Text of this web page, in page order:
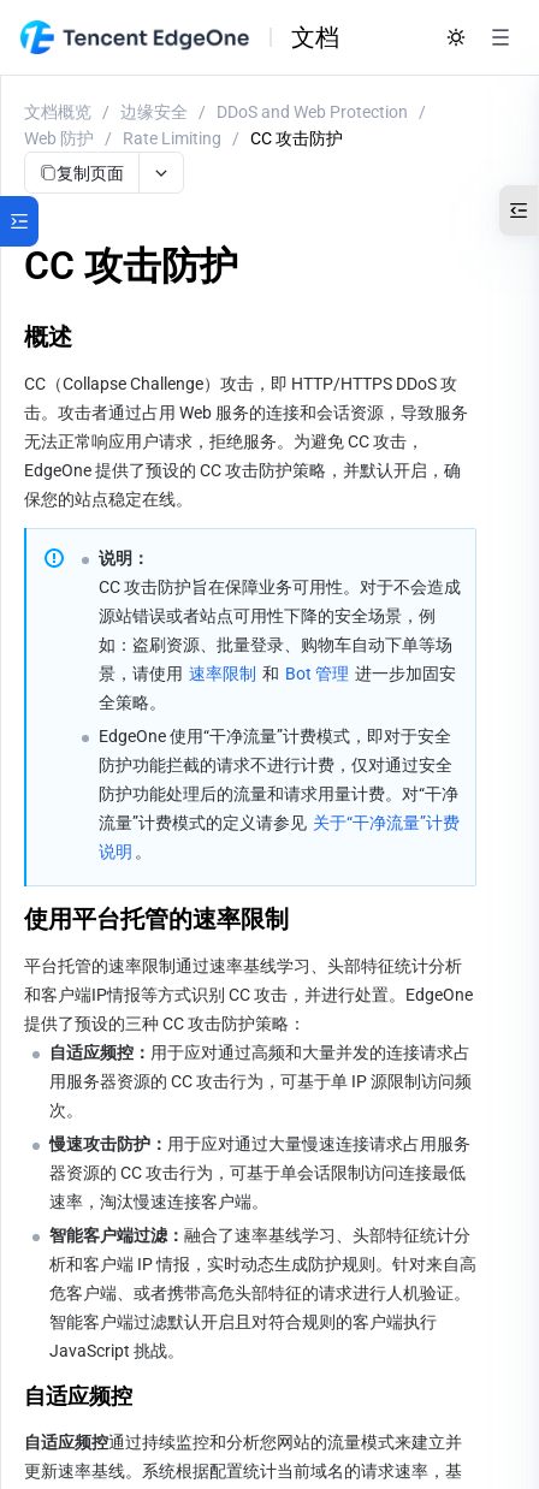
文档
文档概览 / 边缘安全 / DDoS and Web Protection
/
Web 防护
/ Rate Limiting /
CC 攻击防护
复制页面
CC 攻击防护
概述
CC（Collapse Challenge）攻击，即 HTTP/HTTPS DDoS 攻
击。攻击者通过占用 Web 服务的连接和会话资源，导致服务
无法正常响应用户请求，拒绝服务。为避免 CC 攻击，
EdgeOne 提供了预设的 CC 攻击防护策略，并默认开启，确
保您的站点稳定在线。
说明：
CC 攻击防护旨在保障业务可用性。对于不会造成
源站错误或者站点可用性下降的安全场景，例
如：盗刷资源、批量登录、购物车自动下单等场
景，请使用 速率限制 和 Bot 管理 进一步加固安
全策略。
EdgeOne 使用“干净流量”计费模式，即对于安全
防护功能拦截的请求不进行计费，仅对通过安全
防护功能处理后的流量和请求用量计费。对“干净
流量”计费模式的定义请参见 关于“干净流量”计费
说明 。
使用平台托管的速率限制
平台托管的速率限制通过速率基线学习、头部特征统计分析
和客户端IP情报等方式识别 CC 攻击，并进行处置。EdgeOne
提供了预设的三种 CC 攻击防护策略：
自适应频控： 用于应对通过高频和大量并发的连接请求占
用服务器资源的 CC 攻击行为，可基于单 IP 源限制访问频
次。
慢速攻击防护： 用于应对通过大量慢速连接请求占用服务
器资源的 CC 攻击行为，可基于单会话限制访问连接最低
速率，淘汰慢速连接客户端。
智能客户端过滤： 融合了速率基线学习、头部特征统计分
析和客户端 IP 情报，实时动态生成防护规则。针对来自高
危客户端、或者携带高危头部特征的请求进行人机验证。
智能客户端过滤默认开启且对符合规则的客户端执行
JavaScript 挑战。
自适应频控
自适应频控通过持续监控和分析您网站的流量模式来建立并
更新速率基线。系统根据配置统计当前域名的请求速率，基